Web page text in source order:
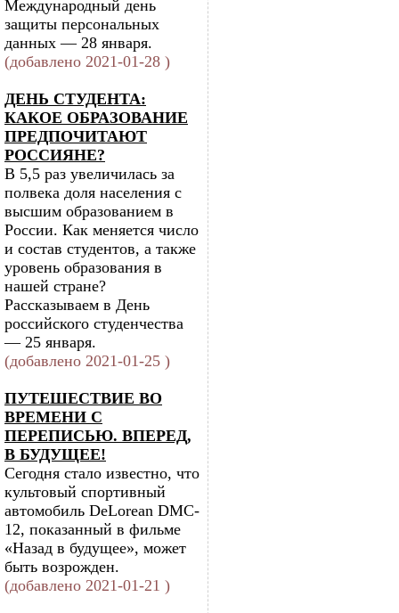
Международный день
защиты персональных
данных — 28 января.
(добавлено 2021-01-28 )
ДЕНЬ СТУДЕНТА:
КАКОЕ ОБРАЗОВАНИЕ
ПРЕДПОЧИТАЮТ
РОССИЯНЕ?
В 5,5 раз увеличилась за
полвека доля населения с
высшим образованием в
России. Как меняется число
и состав студентов, а также
уровень образования в
нашей стране?
Рассказываем в День
российского студенчества
— 25 января.
(добавлено 2021-01-25 )
ПУТЕШЕСТВИЕ ВО
ВРЕМЕНИ С
ПЕРЕПИСЬЮ. ВПЕРЕД,
В БУДУЩЕЕ!
Сегодня стало известно, что
культовый спортивный
автомобиль DeLorean DMC-
12, показанный в фильме
«Назад в будущее», может
быть возрожден.
(добавлено 2021-01-21 )